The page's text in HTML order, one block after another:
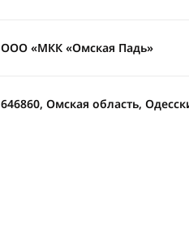
ООО «МКК «Омская Падь»
646860, Омская область,